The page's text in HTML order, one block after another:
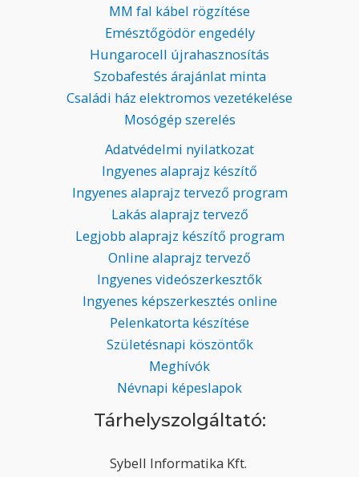
MM fal kábel rögzítése
Emésztőgödör engedély
Hungarocell újrahasznosítás
Szobafestés árajánlat minta
Családi ház elektromos vezetékelése
Mosógép szerelés
Adatvédelmi nyilatkozat
Ingyenes alaprajz készítő
Ingyenes alaprajz tervező program
Lakás alaprajz tervező
Legjobb alaprajz készítő program
Online alaprajz tervező
Ingyenes videószerkesztők
Ingyenes képszerkesztés online
Pelenkatorta készítése
Születésnapi köszöntők
Meghívók
Névnapi képeslapok
Tárhelyszolgáltató:
Sybell Informatika Kft.